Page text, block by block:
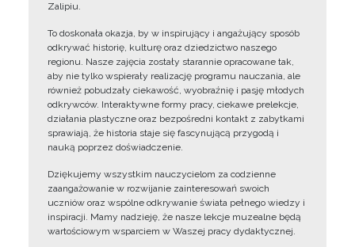
Zalipiu.
To doskonała okazja, by w inspirujący i angażujący sposób
odkrywać historię, kulturę oraz dziedzictwo naszego
regionu. Nasze zajęcia zostały starannie opracowane tak,
aby nie tylko wspierały realizację programu nauczania, ale
również pobudzały ciekawość, wyobraźnię i pasję młodych
odkrywców. Interaktywne formy pracy, ciekawe prelekcje,
działania plastyczne oraz bezpośredni kontakt z zabytkami
sprawiają, że historia staje się fascynującą przygodą i
nauką poprzez doświadczenie.
Dziękujemy wszystkim nauczycielom za codzienne
zaangażowanie w rozwijanie zainteresowań swoich
uczniów oraz wspólne odkrywanie świata pełnego wiedzy i
inspiracji. Mamy nadzieję, że nasze lekcje muzealne będą
wartościowym wsparciem w Waszej pracy dydaktycznej.